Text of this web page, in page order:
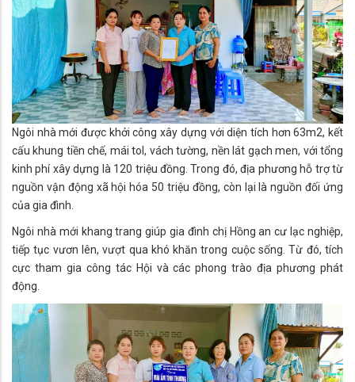
Ngôi nhà mới được khởi công xây dựng với diện tích hơn 63m2, kết
cấu khung tiền chế, mái tol, vách tường, nền lát gạch men, với tổng
kinh phí xây dựng là 120 triệu đồng. Trong đó, địa phương hỗ trợ từ
nguồn vận động xã hội hóa 50 triệu đồng, còn lại là nguồn đối ứng
của gia đình.
Ngôi nhà mới khang trang giúp gia đình chị Hồng an cư lạc nghiệp,
tiếp tục vươn lên, vượt qua khó khăn trong cuộc sống. Từ đó, tích
cực tham gia công tác Hội và các phong trào địa phương phát
động.